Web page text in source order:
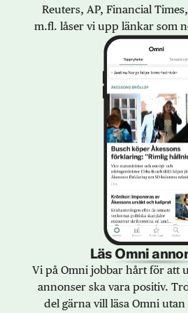
Reuters, AP, Financial
m.fl. låser vi upp länkar som
Läs Omni
Vi på Omni jobbar hårt för att
annonser ska vara positiv.
del gärna vill läsa Omni